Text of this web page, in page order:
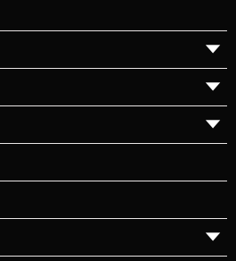
▼
▼
▼
▼